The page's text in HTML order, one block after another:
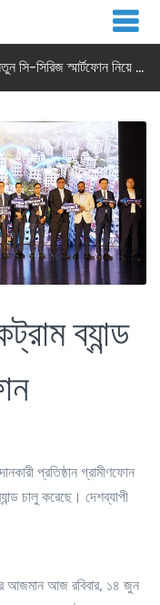
নতুন সি-সিরিজ স্মার্টফোন নিয়ে আসছে রিয়েলমি
ব্যান্ড
প্রতিষ্ঠান গ্রামীণফোন
চালু করেছে। দেশব্যাপী
আজমান আজ রবিবার, ১৪ জুন